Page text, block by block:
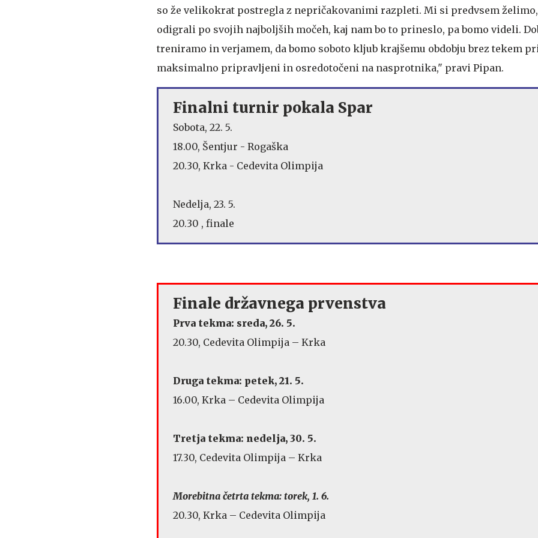
so že velikokrat postregla z nepričakovanimi razpleti. Mi si predvsem želimo,
odigrali po svojih najboljših močeh, kaj nam bo to prineslo, pa bomo videli.
treniramo in verjamem, da bomo soboto kljub krajšemu obdobju brez tekem
maksimalno pripravljeni in osredotočeni na nasprotnika," pravi Pipan.
Finalni turnir pokala Spar
Sobota, 22. 5.
18.00, Šentjur - Rogaška
20.30, Krka - Cedevita Olimpija
Nedelja, 23. 5.
20.30 , finale
Finale državnega prvenstva
Prva tekma: sreda, 26. 5.
20.30, Cedevita Olimpija – Krka
Druga tekma: petek, 21. 5.
16.00, Krka – Cedevita Olimpija
Tretja tekma: nedelja, 30. 5.
17.30, Cedevita Olimpija – Krka
Morebitna četrta tekma: torek, 1. 6.
20.30, Krka – Cedevita Olimpija